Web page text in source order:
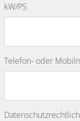
kW/PS
Telefon- oder